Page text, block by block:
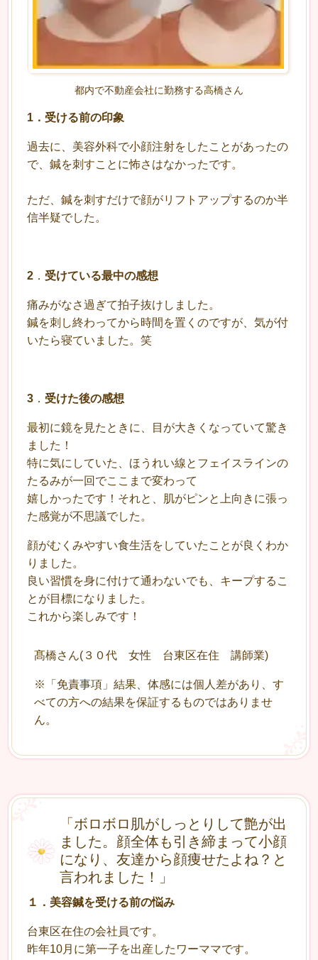
都内で不動産会社に勤務する高橋さん
1．受ける前の印象
過去に、美容外科で小顔注射をしたことがあったの
で、鍼を刺すことに怖さはなかったです。
ただ、鍼を刺すだけで顔がリフトアップするのか半
信半疑でした。
2 ． 受けている最中の感想
痛みがなさ過ぎて拍子抜けしました。
鍼を刺し終わってから時間を置くのですが、気が付
いたら寝ていました。笑
3 ． 受けた後の感想
最初に鏡を見たときに、目が大きくなっていて驚き
ました！
特に気にしていた、ほうれい線とフェイスラインの
たるみが一回でここまで変わって
嬉しかったです！それと、肌がピンと上向きに張っ
た感覚が不思議でした。
顔がむくみやすい食生活をしていたことが良くわか
りました。
良い習慣を身に付けて通わないでも、キープするこ
とが目標になりました。
これから楽しみです！
髙橋さん(３０代 女性 台東区在住 講師業)
※「免責事項」結果、体感には個人差があり、す
べての方への結果を保証するものではありませ
ん。
「ボロボロ肌がしっとりして艶が出
ました。顔全体も引き締まって小顔
になり、友達から顔痩せたよね？と
言われました！」
１ ． 美容鍼を受ける前の悩み
台東区在住の会社員です。
昨年10月に第一子を出産したワーママです。